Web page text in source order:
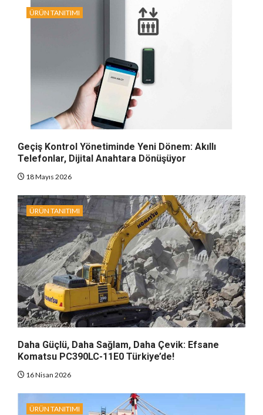
ÜRÜN TANITIMI
Geçiş Kontrol Yönetiminde Yeni Dönem: Akıllı
Telefonlar, Dijital Anahtara Dönüşüyor
18 Mayıs 2026
ÜRÜN TANITIMI
Daha Güçlü, Daha Sağlam, Daha Çevik: Efsane
Komatsu PC390LC-11E0 Türkiye’de!
16 Nisan 2026
ÜRÜN TANITIMI